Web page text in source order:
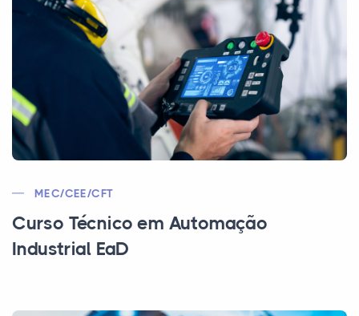
MEC/CEE/CFT
Curso Técnico em Automação
Industrial EaD